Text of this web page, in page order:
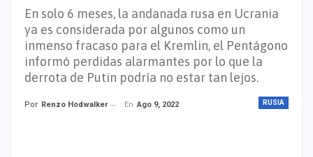
En solo 6 meses, la andanada rusa en Ucrania
ya es considerada por algunos como un
inmenso fracaso para el Kremlin, el Pentágono
informó perdidas alarmantes por lo que la
derrota de Putin podría no estar tan lejos.
RUSIA
Por Renzo Hodwalker En Ago 9, 2022